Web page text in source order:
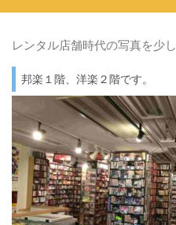
レンタル店舗時代の写真を少し
邦楽１階、洋楽２階です。